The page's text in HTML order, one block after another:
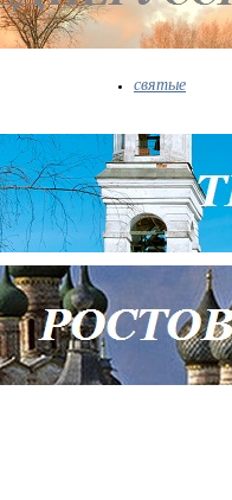
святые